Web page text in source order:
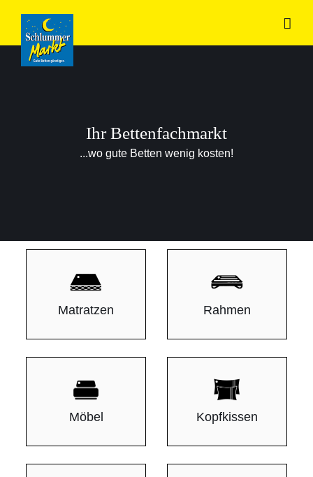
Inhalt
springen
Ihr Bettenfachmarkt
...wo gute Betten wenig kosten!
Matratzen Rahmen
Möbel Kopfkissen